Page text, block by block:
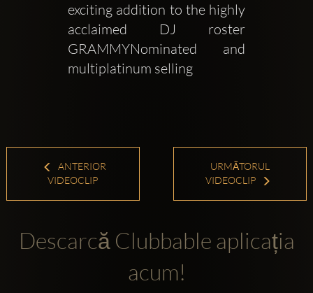
exciting addition to the highly
acclaimed DJ roster
GRAMMYNominated and
multiplatinum selling
ANTERIOR
VIDEOCLIP
URMĂTORUL
VIDEOCLIP
Descarcă Clubbable aplicația
acum!